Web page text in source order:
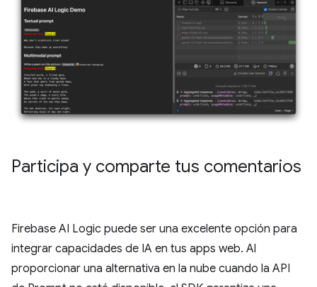
Participa y comparte tus comentarios
Firebase AI Logic puede ser una excelente opción para
integrar capacidades de IA en tus apps web. Al
proporcionar una alternativa en la nube cuando la API